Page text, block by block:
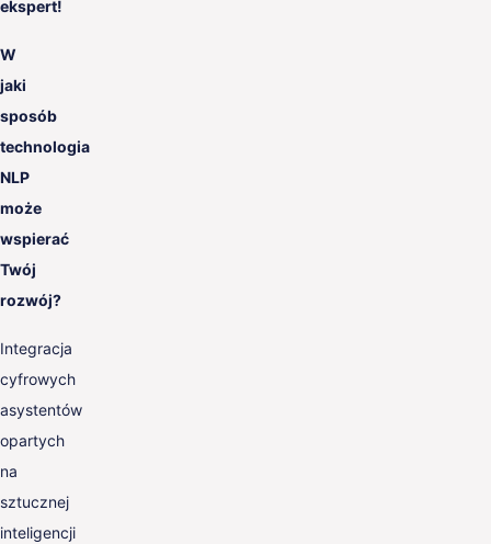
ekspert!
W
jaki
sposób
technologia
NLP
może
wspierać
Twój
rozwój?
Integracja
cyfrowych
asystentów
opartych
na
sztucznej
inteligencji